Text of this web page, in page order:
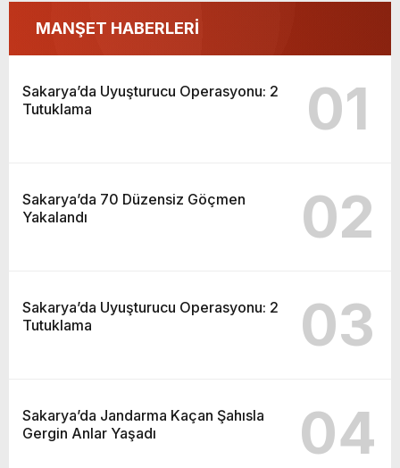
MANŞET HABERLERİ
Sakarya’da Uyuşturucu Operasyonu: 2
Tutuklama
01
Sakarya’da 70 Düzensiz Göçmen
Yakalandı
02
Sakarya’da Uyuşturucu Operasyonu: 2
Tutuklama
03
Sakarya’da Jandarma Kaçan Şahısla
Gergin Anlar Yaşadı
04